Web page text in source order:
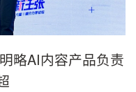
略AI内容产品负责